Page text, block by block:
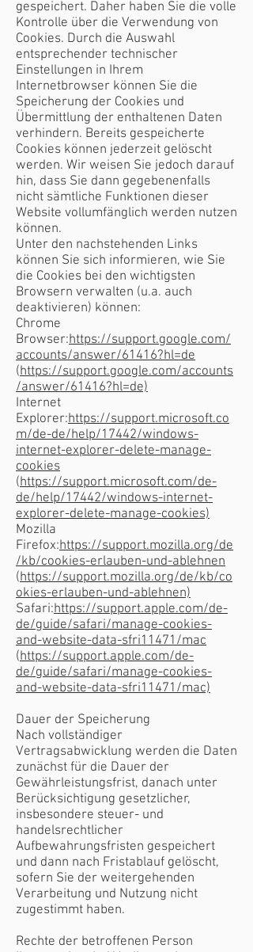
gespeichert. Daher haben Sie die volle
Kontrolle über die Verwendung von
Cookies. Durch die Auswahl
entsprechender technischer
Einstellungen in Ihrem
Internetbrowser können Sie die
Speicherung der Cookies und
Übermittlung der enthaltenen Daten
verhindern. Bereits gespeicherte
Cookies können jederzeit gelöscht
werden. Wir weisen Sie jedoch darauf
hin, dass Sie dann gegebenenfalls
nicht sämtliche Funktionen dieser
Website vollumfänglich werden nutzen
können.
Unter den nachstehenden Links
können Sie sich informieren, wie Sie
die Cookies bei den wichtigsten
Browsern verwalten (u.a. auch
deaktivieren) können:
Chrome
Browser:https://support.google.com/
accounts/answer/61416?hl=de
(https://support.google.com/accounts
/answer/61416?hl=de)
Internet
Explorer:https://support.microsoft.co
m/de-de/help/17442/windows-
internet-explorer-delete-manage-
cookies
(https://support.microsoft.com/de-
de/help/17442/windows-internet-
explorer-delete-manage-cookies)
Mozilla
Firefox:https://support.mozilla.org/de
/kb/cookies-erlauben-und-ablehnen
(https://support.mozilla.org/de/kb/co
okies-erlauben-und-ablehnen)
Safari:https://support.apple.com/de-
de/guide/safari/manage-cookies-
and-website-data-sfri11471/mac
(https://support.apple.com/de-
de/guide/safari/manage-cookies-
and-website-data-sfri11471/mac)
Dauer der Speicherung
Nach vollständiger
Vertragsabwicklung werden die Daten
zunächst für die Dauer der
Gewährleistungsfrist, danach unter
Berücksichtigung gesetzlicher,
insbesondere steuer- und
handelsrechtlicher
Aufbewahrungsfristen gespeichert
und dann nach Fristablauf gelöscht,
sofern Sie der weitergehenden
Verarbeitung und Nutzung nicht
zugestimmt haben.
Rechte der betroffenen Person